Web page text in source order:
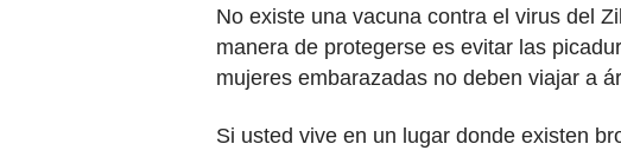
No existe una vacuna contra el virus del
manera de protegerse es evitar las
mujeres embarazadas no deben viajar a
Si usted vive en un lugar donde existen